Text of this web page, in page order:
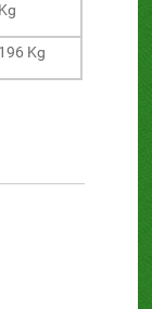
Kg
196 Kg